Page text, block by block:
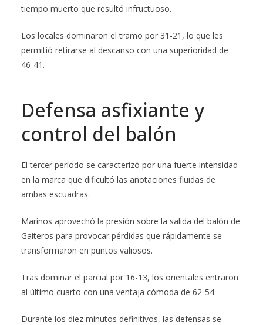
tiempo muerto que resultó infructuoso.
Los locales dominaron el tramo por 31-21, lo que les
permitió retirarse al descanso con una superioridad de
46-41.
Defensa asfixiante y
control del balón
El tercer período se caracterizó por una fuerte intensidad
en la marca que dificultó las anotaciones fluidas de
ambas escuadras.
Marinos aprovechó la presión sobre la salida del balón de
Gaiteros para provocar pérdidas que rápidamente se
transformaron en puntos valiosos.
Tras dominar el parcial por 16-13, los orientales entraron
al último cuarto con una ventaja cómoda de 62-54.
Durante los diez minutos definitivos, las defensas se